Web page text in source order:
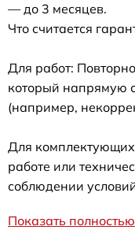
— до 3 месяцев.
Что считается
Для работ:
который напрямую
(например,
Для
работе или
соблюдении
Показать полностью